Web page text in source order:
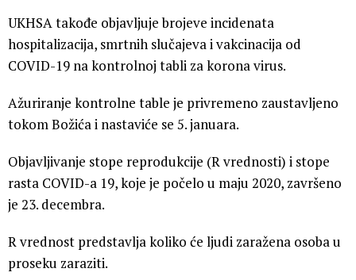
UKHSA takođe objavljuje brojeve incidenata
hospitalizacija, smrtnih slučajeva i vakcinacija od
COVID-19 na kontrolnoj tabli za korona virus.
Ažuriranje kontrolne table je privremeno zaustavljeno
tokom Božića i nastaviće se 5. januara.
Objavljivanje stope reprodukcije (R vrednosti) i stope
rasta COVID-a 19, koje je počelo u maju 2020, završeno
je 23. decembra.
R vrednost predstavlja koliko će ljudi zaražena osoba u
proseku zaraziti.